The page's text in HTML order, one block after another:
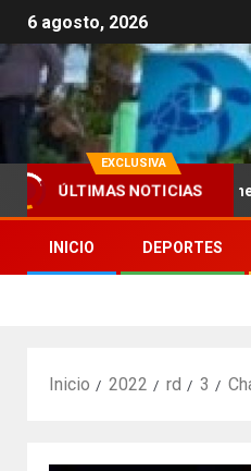
6 agosto, 2026
EXCLUSIVA
ÚLTIMAS NOTICIAS
por brote de salmonela ligado a
INICIO DEPORTES
Inicio 2022 rd 3